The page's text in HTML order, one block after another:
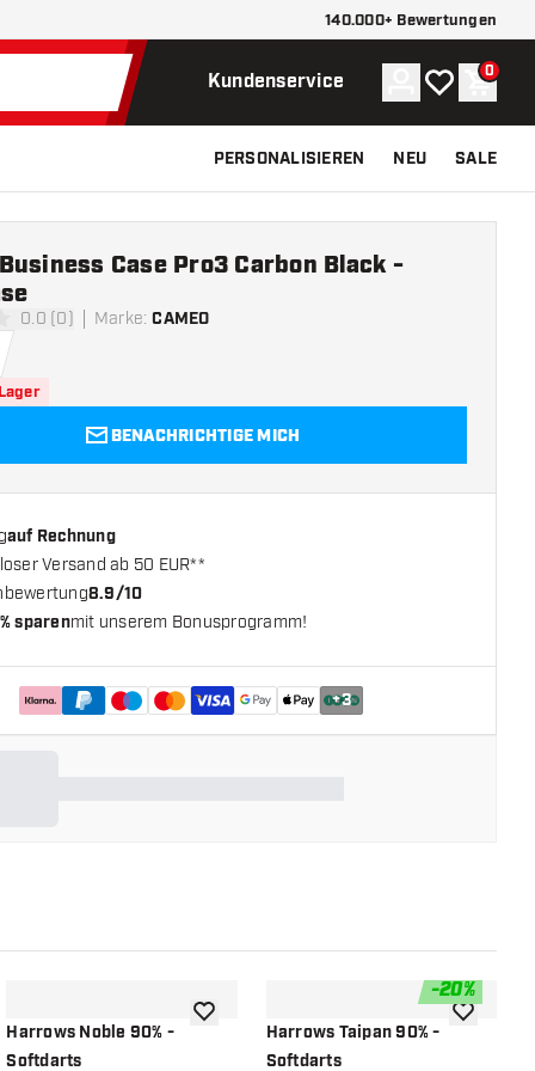
140.000+ Bewertungen
Kundenservice Konto
Meine 0
PERSONALISIEREN NEU SALE
0.0 (0) Marke: CAMEO
Case Pro3 Carbon Black -
BENACHRICHTIGE MICH
auf Rechnung
Versand ab 50 EUR**
8.9/10
sparenmit unserem Bonusprogramm!
+3
hinzufügen
Harrows Noble 90% -
Softdarts
Zur Wunschliste hinzufügen
-20%
Harrows Taipan 90% -
Softdarts
Zur